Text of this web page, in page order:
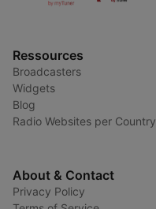
Ressources
Broadcasters
Widgets
Blog
Radio Websites per Country
About & Contact
Privacy Policy